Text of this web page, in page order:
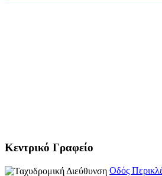
Κεντρικό Γραφείο
Οδός